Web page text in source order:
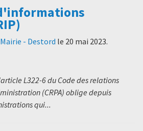
Mairie - Destord le 20 mai 2023.
L322-6 du Code des relations
(CRPA) oblige depuis
qui...